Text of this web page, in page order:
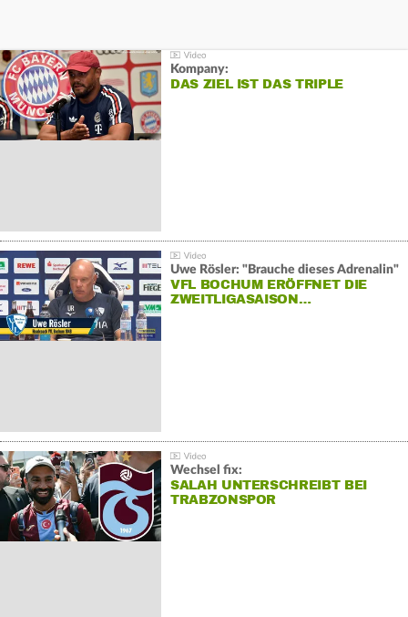
Kompany:
DAS ZIEL IST DAS TRIPLE
Uwe Rösler: "Brauche dieses Adrenalin"
VFL BOCHUM ERÖFFNET DIE
ZWEITLIGASAISON…
Wechsel fix:
SALAH UNTERSCHREIBT BEI
TRABZONSPOR